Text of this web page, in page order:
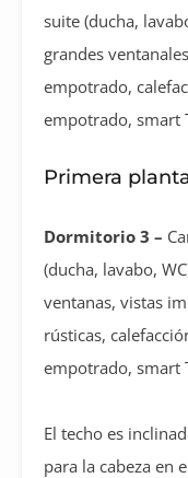
suite (ducha,
grandes
empotrado,
empotrado, smart
Primera
Dormitorio 3 –
(ducha, lavabo,
ventanas, vistas
rústicas,
empotrado, smart
El techo es
para la cabeza en